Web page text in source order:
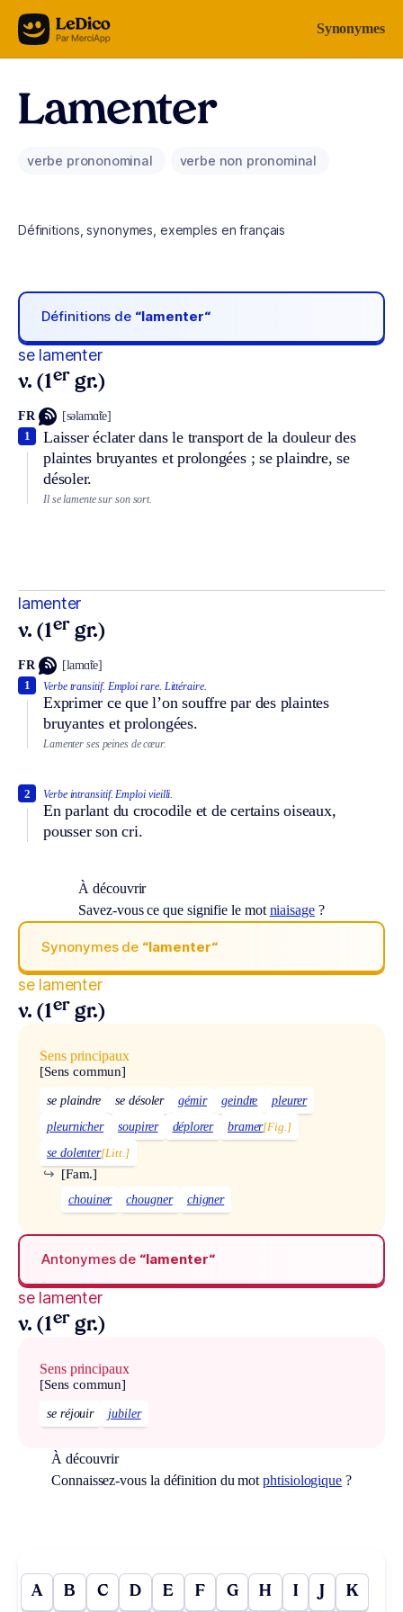
Aller au contenu Synonymes
Lamenter
verbe prononominal verbe non pronominal
Définitions, synonymes, exemples en français
Définitions de “lamenter“
se lamenter
v. (1er gr.)
FR [səlamɑ̃te]
Laisser éclater dans le transport de la douleur des
plaintes bruyantes et prolongées ; se plaindre, se
désoler.
1
Il se lamente sur son sort.
lamenter
v. (1er gr.)
FR [lamɑ̃te]
Verbe transitif. Emploi rare. Littéraire.
Exprimer ce que l’on souffre par des plaintes
bruyantes et prolongées.
1
Lamenter ses peines de cœur.
Verbe intransitif. Emploi vieilli.
En parlant du crocodile et de certains oiseaux,
pousser son cri.
2
À découvrir
Savez-vous ce que signifie le mot niaisage?
Synonymes de “lamenter“
se lamenter
v. (1er gr.)
Sens principaux
[Sens commun]
se plaindre se désoler gémir geindre
pleurer
pleurnicher
soupirer déplorer bramer[Fig.]
se dolenter[Litt.]
[Fam.]
↪
chouiner chougner chigner
Antonymes de “lamenter“
se lamenter
v. (1er gr.)
Sens principaux
[Sens commun]
se réjouir jubiler
À découvrir
Connaissez-vous la définition du motphtisiologique ?
A B C D E F G H I J K